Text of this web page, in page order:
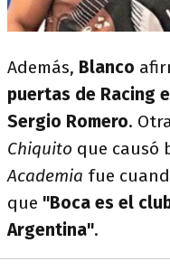
Además, Blanco
puertas de Racing
Sergio Romero.
Chiquito que causó
Academia fue
que "Boca es el
Argentina".